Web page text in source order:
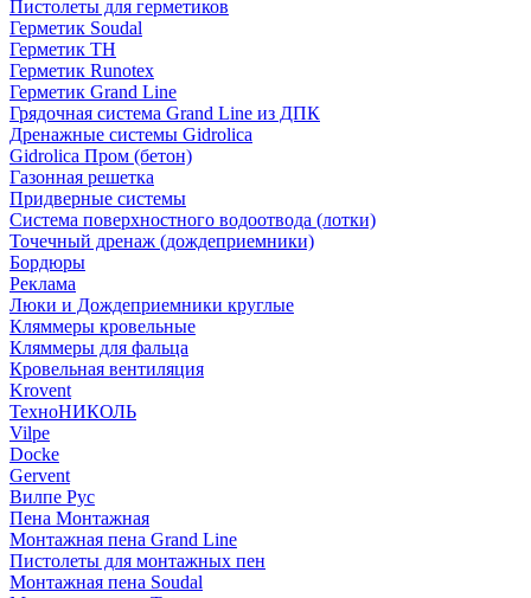
Пистолеты для герметиков
Герметик Soudal
Герметик ТН
Герметик Runotex
Герметик Grand Line
Грядочная система Grand Line из ДПК
Дренажные системы Gidrolica
Gidrolica Пром (бетон)
Газонная решетка
Придверные системы
Система поверхностного водоотвода (лотки)
Точечный дренаж (дождеприемники)
Бордюры
Рекламa
Люки и Дождеприемники круглые
Кляммеры кровельные
Кляммеры для фальца
Кровельная вентиляция
Krovent
ТехноНИКОЛЬ
Vilpe
Docke
Gervent
Вилпе Рус
Пена Монтажнaя
Монтажная пена Grand Linе
Пистолеты для монтажных пен
Монтажная пена Soudal